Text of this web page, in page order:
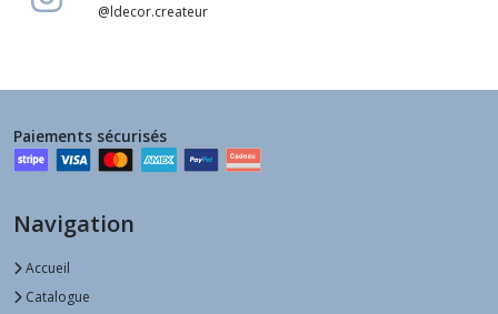
@ldecor.createur
Paiements sécurisés
Navigation
Accueil
Catalogue